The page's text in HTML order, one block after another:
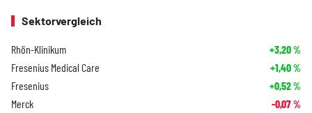
Sektorvergleich
Rhön-Klinikum +3,20%
Fresenius Medical Care +1,40%
Fresenius +0,52%
Merck -0,07%